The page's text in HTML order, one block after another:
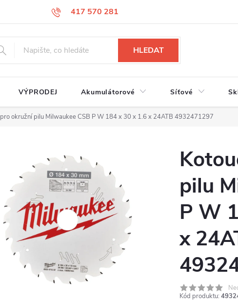
417 570 281
Podmínky ochrany osobních údajů
HLEDAT
VÝPRODEJ Akumulátorové Síťové
pro okružní pilu Milwaukee CSB P W 184 x 30 x 1.6 x 24ATB 4932471297
pilu
P W
x
Kód produktu: